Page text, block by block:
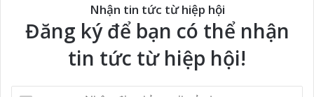
Nhận tin tức từ hiệp hội
Đăng ký để bạn có thể nhận
tin tức từ hiệp hội!